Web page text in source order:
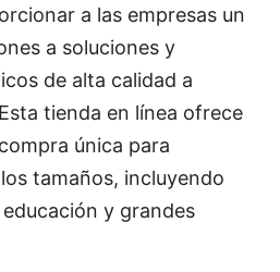
a las empresas un
a soluciones y
de alta calidad a
tienda en línea ofrece
única para
tamaños, incluyendo
y grandes